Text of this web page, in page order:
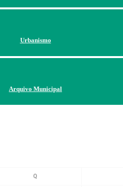
Urbanismo
Arquivo Municipal